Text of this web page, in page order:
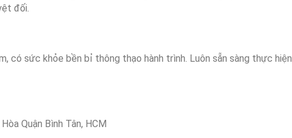
đối.
có sức khỏe bền bỉ thông thạo hành trình. Luôn sẵn sàng thực hiện
Quận Bình Tân, HCM